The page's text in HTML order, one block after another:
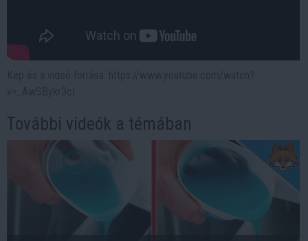
További videók a témában